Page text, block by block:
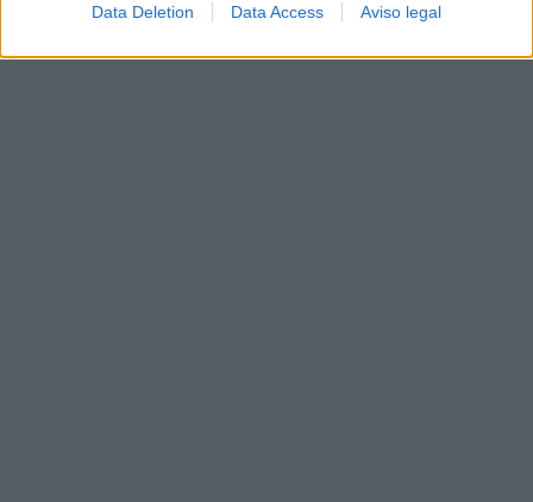
Data Deletion Data Access Aviso legal